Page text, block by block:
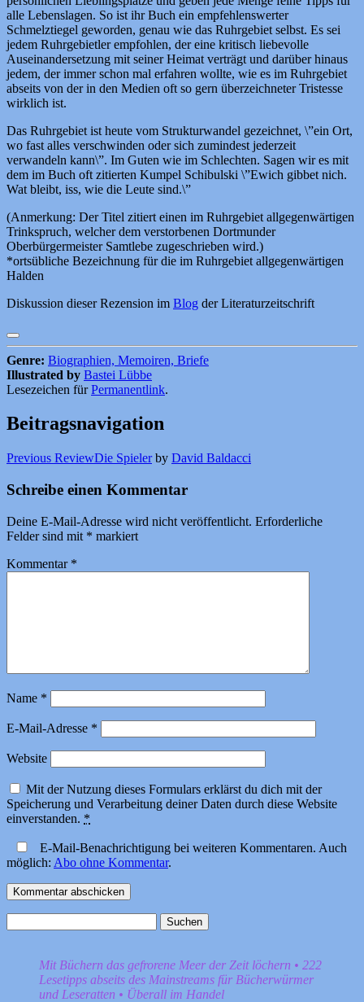
alle Lebenslagen. So ist ihr Buch ein empfehlenswerter
Schmelztiegel geworden, genau wie das Ruhrgebiet selbst. Es sei
jedem Ruhrgebietler empfohlen, der eine kritisch liebevolle
Auseinandersetzung mit seiner Heimat verträgt und darüber hinaus
jedem, der immer schon mal erfahren wollte, wie es im Ruhrgebiet
abseits von der in den Medien oft so gern überzeichneter Tristesse
wirklich ist.
Das Ruhrgebiet ist heute vom Strukturwandel gezeichnet, \”ein Ort,
wo fast alles verschwinden oder sich zumindest jederzeit
verwandeln kann\”. Im Guten wie im Schlechten. Sagen wir es mit
dem im Buch oft zitierten Kumpel Schibulski \”Ewich gibbet nich.
Wat bleibt, iss, wie die Leute sind.\”
(Anmerkung: Der Titel zitiert einen im Ruhrgebiet allgegenwärtigen
Trinkspruch, welcher dem verstorbenen Dortmunder
Oberbürgermeister Samtlebe zugeschrieben wird.)
*ortsübliche Bezeichnung für die im Ruhrgebiet allgegenwärtigen
Halden
Diskussion dieser Rezension im Blog der Literaturzeitschrift
Genre: Biographien, Memoiren, Briefe
Illustrated by Bastei Lübbe
Lesezeichen fürPermanentlink.
Beitragsnavigation
Previous ReviewDie Spielerby David Baldacci
Schreibe einen Kommentar
Deine E-Mail-Adresse wird nicht veröffentlicht. Erforderliche
Felder sind mit * markiert
Kommentar *
Name *
E-Mail-Adresse *
Website
Mit der Nutzung dieses Formulars erklärst du dich mit der
Speicherung und Verarbeitung deiner Daten durch diese Website
einverstanden. *
E-Mail-Benachrichtigung bei weiteren Kommentaren. Auch
möglich: Abo ohne Kommentar.
nach:
Mit Büchern das gefrorene Meer der Zeit löchern • 222
Lesetipps abseits des Mainstreams für Bücherwürmer
und Leseratten • Überall im Handel